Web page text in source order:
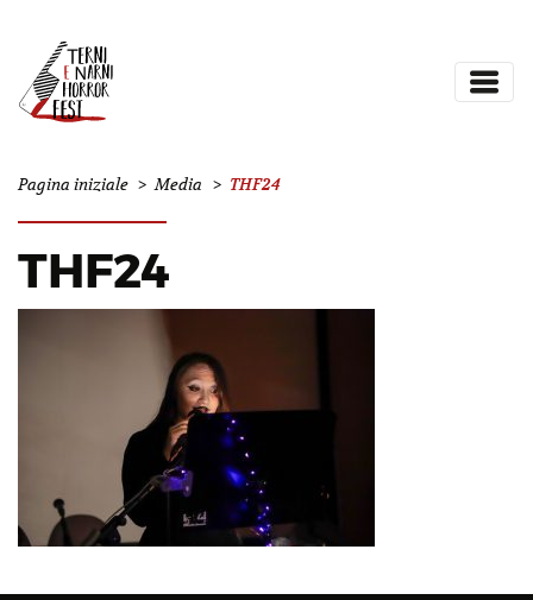
Pagina iniziale > Media > THF24
THF24